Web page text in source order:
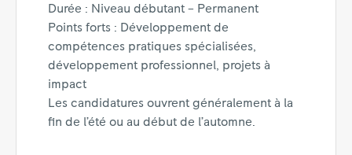
Durée : Niveau débutant – Permanent
Points forts : Développement de
compétences pratiques spécialisées,
développement professionnel, projets à
impact
Les candidatures ouvrent généralement à la
fin de l’été ou au début de l’automne.